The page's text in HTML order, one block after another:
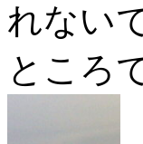
れない
ところ